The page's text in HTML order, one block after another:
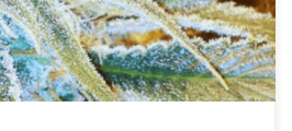
Jeśli jednak ta plotka […]